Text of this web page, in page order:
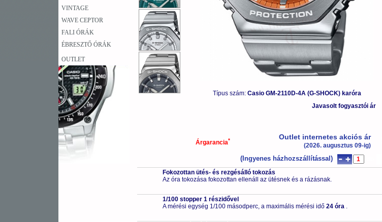
VINTAGE
WAVE CEPTOR
FALI ÓRÁK
ÉBRESZTŐ ÓRÁK
OUTLET
Típus szám: Casio GM-2110D-4A (G-SHOCK) karóra
Javasolt fogyasztói ár
Árgarancia* Outlet internetes akciós ár
(2026. augusztus 09-ig)
(Ingyenes házhozszállítással)
Fokozottan ütés- és rezgésálló tokozás
Az óra tokozása fokozottan ellenáll az ütésnek és a rázásnak.
1/100 stopper 1 részidővel
A mérési egység 1/100 másodperc, a maximális mérési idő 24 óra .